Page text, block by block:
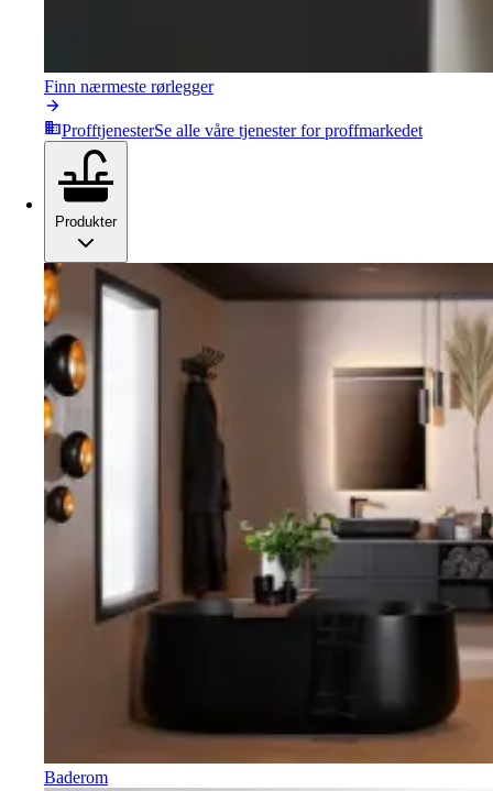
Finn nærmeste rørlegger
ProfftjenesterSe alle våre tjenester for proffmarkedet
Produkter
Baderom